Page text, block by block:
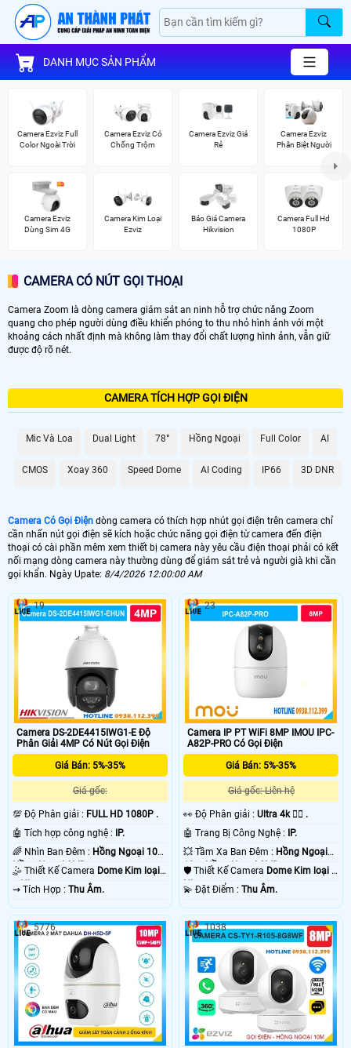
DANH MỤC SẢN PHẨM
Camera Ezviz Full
Color Ngoài Trời
Camera Ezviz Có
Chống Trộm
Camera Ezviz Giá
Rẻ
Camera Ezviz
Phân Biệt Người
Camera Ezviz
Dùng Sim 4G
Camera Kim Loại
Ezviz
Báo Giá Camera
Hikvision
Camera Full Hd
1080P
CAMERA CÓ NÚT GỌI THOẠI
Camera Zoom là dòng camera giám sát an ninh hỗ trợ chức năng Zoom
quang cho phép người dùng điều khiển phóng to thu nhỏ hình ảnh với một
khoảng cách nhất định mà không làm thay đổi chất lượng hình ảnh, vẫn giữ
được độ rõ nét.
CAMERA TÍCH HỢP GỌI ĐIỆN
Mic Và Loa Dual Light 78° Hồng Ngoại Full Color AI
CMOS Xoay 360 Speed Dome AI Coding IP66 3D DNR
Camera Có Gọi Điện dòng camera có thích hợp nhút gọi điện trên camera chỉ
cần nhấn nút gọi điện sẽ kích hoặc chức năng gọi điện từ camera đến điện
thoại có cài phần mêm xem thiết bị camera này yêu cầu điện thoại phải có kết
nối mạng dòng camera này thường dùng để giám sát trẻ và người già khi cần
gọi khẩn. Ngày Upate: 8/4/2026 12:00:00 AM
Camera DS-2DE4415IWG1-E Độ
Phân Giải 4MP Có Nút Gọi Điện
Giá Bán: 5%-35%
Giá gốc:
💯 Độ Phân giải : FULL HD 1080P .
🤖️ Tích hợp công nghệ :
IP.
🌈 Nhìn Ban Đêm : Hồng Ngoại 10m
Hồng Ngoại SMD.
🤹 Thiết Kế Camera Dome Kim loại
+ Nhựa.
️⇝ Tích Hợp : Thu Âm.
19
Camera IP PT WiFi 8MP IMOU IPC-
A82P-PRO Có Gọi Điện
Giá Bán: 5%-35%
Giá gốc: Liên hệ
️👀 Độ Phân giải :Ultra 4k 👍🏾 .
🤖️ Trang Bị Công Nghệ :
IP.
💥 Tầm Xa Ban Đêm : Hồng Ngoại
10m Hồng Ngoại SMD.
🛡 Thiết Kế Camera Dome Kim loại +
Nhựa.
️💫 Đặt Điểm :Thu Âm.
23
5776 1038